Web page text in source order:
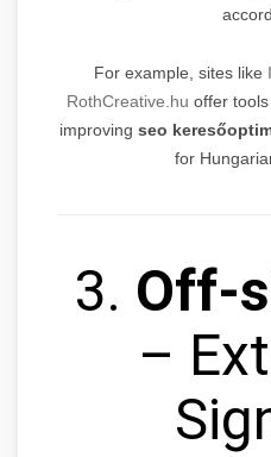
For example, sites like
RothCreative.hu offer
improving seo
for
3. Off-
–